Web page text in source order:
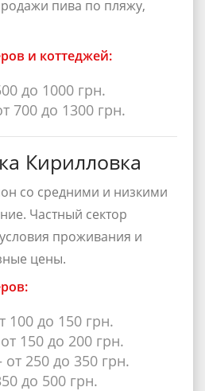
пива по пляжу,
и коттеджей:
до 1000 грн.
700 до 1300 грн.
Кирилловка
со средними и низкими
Частный сектор
проживания и
цены.
100 до 150 грн.
150 до 200 грн.
250 до 350 грн.
до 500 грн.